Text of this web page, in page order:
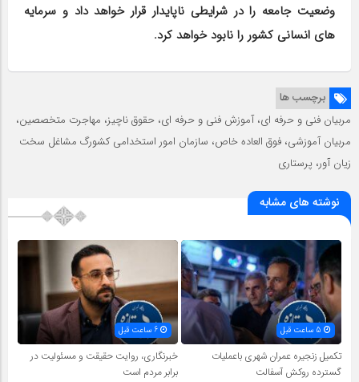
وضعیت جامعه را در شرایطی ناپایدار قرار خواهد داد و سرمایه
های انسانی کشور را نابود خواهد کرد.
برچسب ها
مربیان فنی و حرفه ای، آموزش فنی ‌و حرفه ای، حقوق ناچیز، مهاجرت متخصصین،
مربیان آموزشی، فوق العاده خاص، سازمان امور استخدامی کشورگ مشاغل سخت
زیان آور، پرستاری
نوشته های مشابه
تکمیل زنجیره عمران شهری باعملیات
گسترده روکش آسفالت
خبرنگاری، روایت حقیقت و مسئولیت‌ در
برابر مردم است